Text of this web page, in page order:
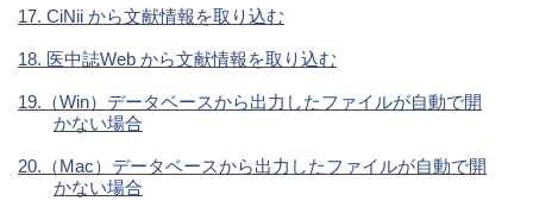
17. CiNii から文献情報を取り込む
18. 医中誌Web から文献情報を取り込む
19.（Win）データベースから出力したファイルが自動で開
かない場合
20.（Mac）データベースから出力したファイルが自動で開
かない場合